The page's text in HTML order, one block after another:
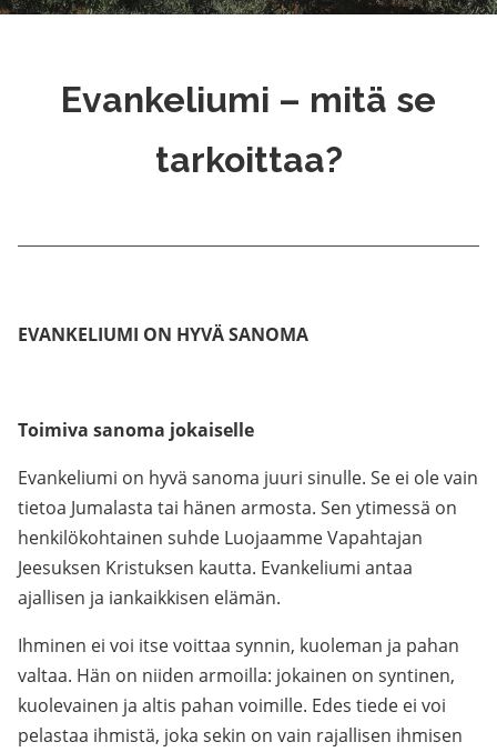
Evankeliumi – mitä se
tarkoittaa?
EVANKELIUMI ON HYVÄ SANOMA
Toimiva sanoma jokaiselle
Evankeliumi on hyvä sanoma juuri sinulle. Se ei ole vain
tietoa Jumalasta tai hänen armosta. Sen ytimessä on
henkilökohtainen suhde Luojaamme Vapahtajan
Jeesuksen Kristuksen kautta. Evankeliumi antaa
ajallisen ja iankaikkisen elämän.
Ihminen ei voi itse voittaa synnin, kuoleman ja pahan
valtaa. Hän on niiden armoilla: jokainen on syntinen,
kuolevainen ja altis pahan voimille. Edes tiede ei voi
pelastaa ihmistä, joka sekin on vain rajallisen ihmisen